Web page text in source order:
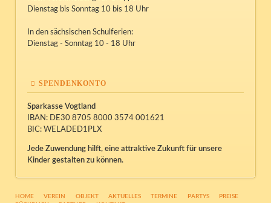
Dienstag bis Sonntag 10 bis 18 Uhr
In den sächsischen Schulferien:
Dienstag - Sonntag 10 - 18 Uhr
SPENDENKONTO
Sparkasse Vogtland
IBAN: DE30 8705 8000 3574 001621
BIC: WELADED1PLX
Jede Zuwendung hilft, eine attraktive Zukunft für unsere
Kinder gestalten zu können.
NAVIGATION
HOME VEREIN OBJEKT AKTUELLES TERMINE PARTYS
PREISE